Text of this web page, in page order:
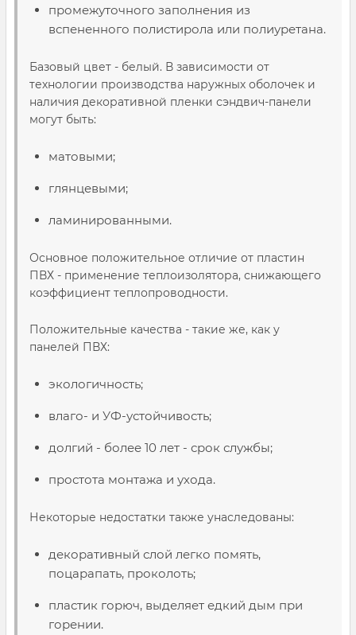
промежуточного заполнения из
вспененного полистирола или полиуретана.
Базовый цвет - белый. В зависимости от
технологии производства наружных оболочек и
наличия декоративной пленки сэндвич-панели
могут быть:
матовыми;
глянцевыми;
ламинированными.
Основное положительное отличие от пластин
ПВХ - применение теплоизолятора, снижающего
коэффициент теплопроводности.
Положительные качества - такие же, как у
панелей ПВХ:
экологичность;
влаго- и УФ-устойчивость;
долгий - более 10 лет - срок службы;
простота монтажа и ухода.
Некоторые недостатки также унаследованы:
декоративный слой легко помять,
поцарапать, проколоть;
пластик горюч, выделяет едкий дым при
горении.